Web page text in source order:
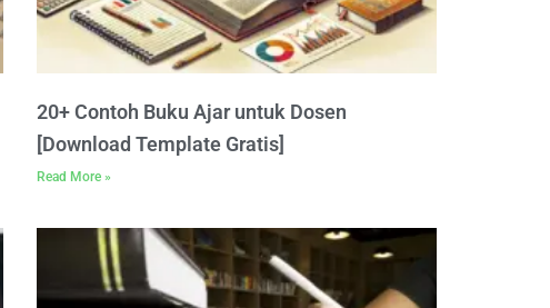
20+ Contoh Buku Ajar untuk Dosen
[Download Template Gratis]
Read More »